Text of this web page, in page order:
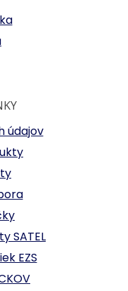
údajov
SATEL
EZS